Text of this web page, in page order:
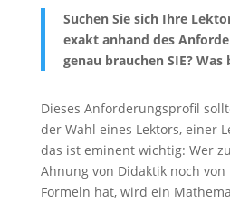
Suchen Sie sich Ihre
exakt anhand des
genau brauchen SIE?
Dieses Anforderungsprofil
der Wahl eines Lektors, einer
das ist eminent wichtig: Wer
Ahnung von Didaktik noch
Formeln hat, wird ein